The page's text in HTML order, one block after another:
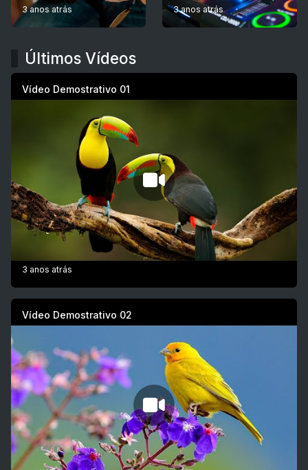
3 anos atrás 3 anos atrás
Últimos Vídeos
Vídeo Demostrativo 01
3 anos atrás
Vídeo Demostrativo 02